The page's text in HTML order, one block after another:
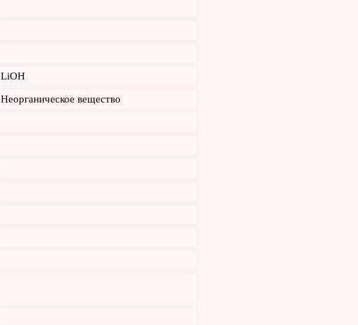
LiOH
Неорганическое вещество